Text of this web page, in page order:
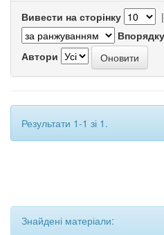
Вивести на сторінку |
Автори
Результати 1-1 зі 1.
Знайдені матеріали: